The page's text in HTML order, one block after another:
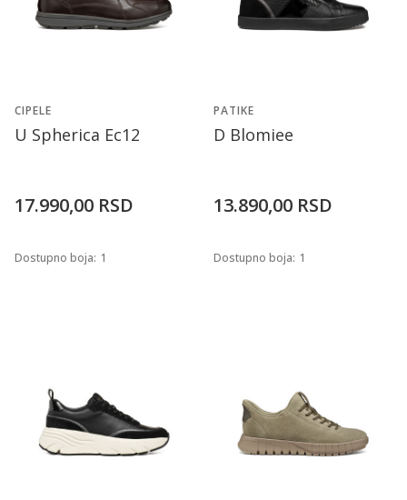
CIPELE
U Spherica Ec12
17.990,00 RSD
Dostupno boja: 1
PATIKE
D Blomiee
13.890,00 RSD
Dostupno boja: 1